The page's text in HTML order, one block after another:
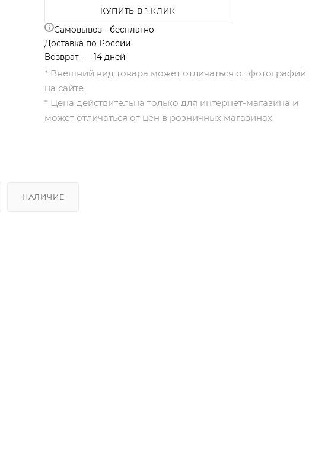
КУПИТЬ В 1 КЛИК
Самовывоз - бесплатно
Доставка по России
Возврат — 14 дней
* Внешний вид товара может отличаться от фотографий
на сайте
* Цена действительна только для интернет-магазина и
может отличаться от цен в розничных магазинах
НАЛИЧИЕ